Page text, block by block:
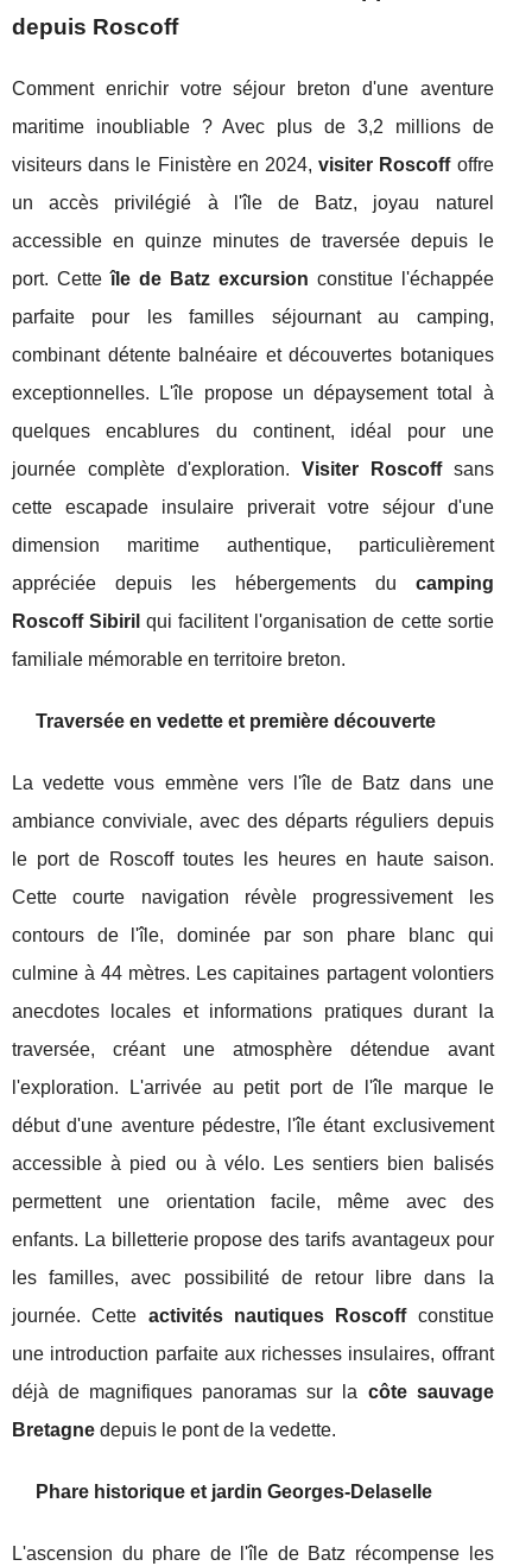
depuis Roscoff
Comment enrichir votre séjour breton d'une aventure
maritime inoubliable ? Avec plus de 3,2 millions de
visiteurs dans le Finistère en 2024,visiter Roscoffoffre
un accès privilégié à l'île de Batz, joyau naturel
accessible en quinze minutes de traversée depuis le
port. Cetteîle de Batz excursion constitue l'échappée
parfaite pour les familles séjournant au camping,
combinant détente balnéaire et découvertes botaniques
exceptionnelles. L'île propose un dépaysement total à
quelques encablures du continent, idéal pour une
journée complète d'exploration. Visiter Roscoffsans
cette escapade insulaire priverait votre séjour d'une
dimension maritime authentique, particulièrement
appréciée depuis les hébergements du camping
Roscoff Sibiril qui facilitent l'organisation de cette sortie
familiale mémorable en territoire breton.
Traversée en vedette et première découverte
La vedette vous emmène vers l'île de Batz dans une
ambiance conviviale, avec des départs réguliers depuis
le port de Roscoff toutes les heures en haute saison.
Cette courte navigation révèle progressivement les
contours de l'île, dominée par son phare blanc qui
culmine à 44 mètres. Les capitaines partagent volontiers
anecdotes locales et informations pratiques durant la
traversée, créant une atmosphère détendue avant
l'exploration. L'arrivée au petit port de l'île marque le
début d'une aventure pédestre, l'île étant exclusivement
accessible à pied ou à vélo. Les sentiers bien balisés
permettent une orientation facile, même avec des
enfants. La billetterie propose des tarifs avantageux pour
les familles, avec possibilité de retour libre dans la
journée. Cette activités nautiques Roscoffconstitue
une introduction parfaite aux richesses insulaires, offrant
déjà de magnifiques panoramas sur la côte sauvage
Bretagne depuis le pont de la vedette.
Phare historique et jardin Georges-Delaselle
L'ascension du phare de l'île de Batz récompense les